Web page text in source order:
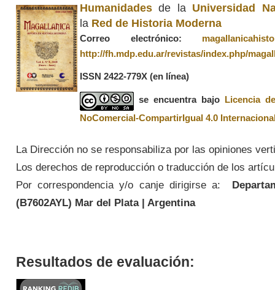
Humanidadesde la Universidad
la Red de Historia Moderna
Correo electrónico:
http://fh.mdp.edu.ar/revistas/index.php/
ISSN 2422-779X (en línea)
se encuentra bajo
Licencia
NoComercial-CompartirIgual 4.0
La Dirección no se responsabiliza por las opiniones
Los derechos de reproducción o traducción de los
Por correspondencia y/o canje dirigirse a:
(B7602AYL) Mar del Plata | Argentina
Resultados de evaluación: